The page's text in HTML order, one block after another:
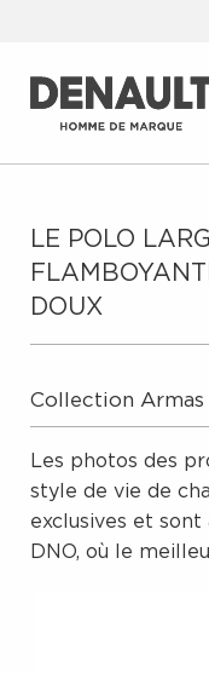
LE POLO
DOUX
Collection Armas
Les photos des
style de vie de
exclusives et
DNO, où le